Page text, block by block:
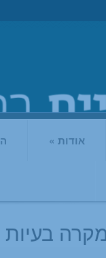
אודות »